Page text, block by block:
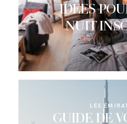
IDÉES
NUIT
LES
GUIDE DE